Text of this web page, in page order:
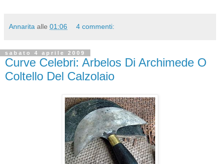
Annarita alle 01:06 4 commenti:
sabato 4 aprile 2009
Curve Celebri: Arbelos Di Archimede O
Coltello Del Calzolaio